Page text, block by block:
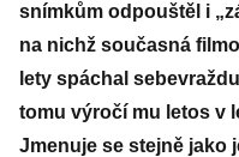
snímkům odpouštěl i
na nichž současná
lety spáchal
tomu výročí mu letos v
Jmenuje se stejně jako